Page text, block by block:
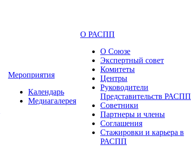
Мероприятия
Календарь
Медиагалерея
О РАСПП
О Союзе
Экспертный совет
Комитеты
Центры
Руководители
Представительств РАСПП
Советники
Партнеры и члены
Соглашения
Стажировки и карьера в
РАСПП